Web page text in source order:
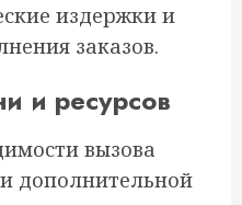
издержки и
заказов.
и ресурсов
вызова
дополнительной